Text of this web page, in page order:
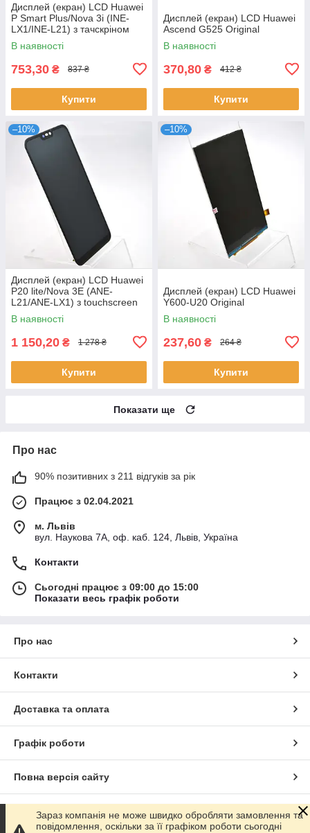
Дисплей (екран) LCD Huawei
P Smart Plus/Nova 3i (INE-
LX1/INE-L21) з тачскріном
Black Original
В наявності
753,30 ₴ 837 ₴
Купити
Дисплей (екран) LCD Huawei
Ascend G525 Original
В наявності
370,80 ₴ 412 ₴
Купити
–10%
Дисплей (екран) LCD Huawei
P20 lite/Nova 3E (ANE-
L21/ANE-LX1) з touchscreen
Black Original
В наявності
1 150,20 ₴ 1 278 ₴
Купити
–10%
Дисплей (екран) LCD Huawei
Y600-U20 Original
В наявності
237,60 ₴ 264 ₴
Купити
Показати ще
Про нас
90% позитивних з 211 відгуків за рік
Працює з 02.04.2021
м. Львів
вул. Наукова 7А, оф. каб. 124, Львів, Україна
Контакти
Сьогодні працює з 09:00 до 15:00
Показати весь графік роботи
Про нас
Контакти
Доставка та оплата
Графік роботи
Повна версія сайту
Сайт створено на маркетплейсі Prom.ua
Зараз компанія не може швидко обробляти замовлення та
повідомлення, оскільки за її графіком роботи сьогодні